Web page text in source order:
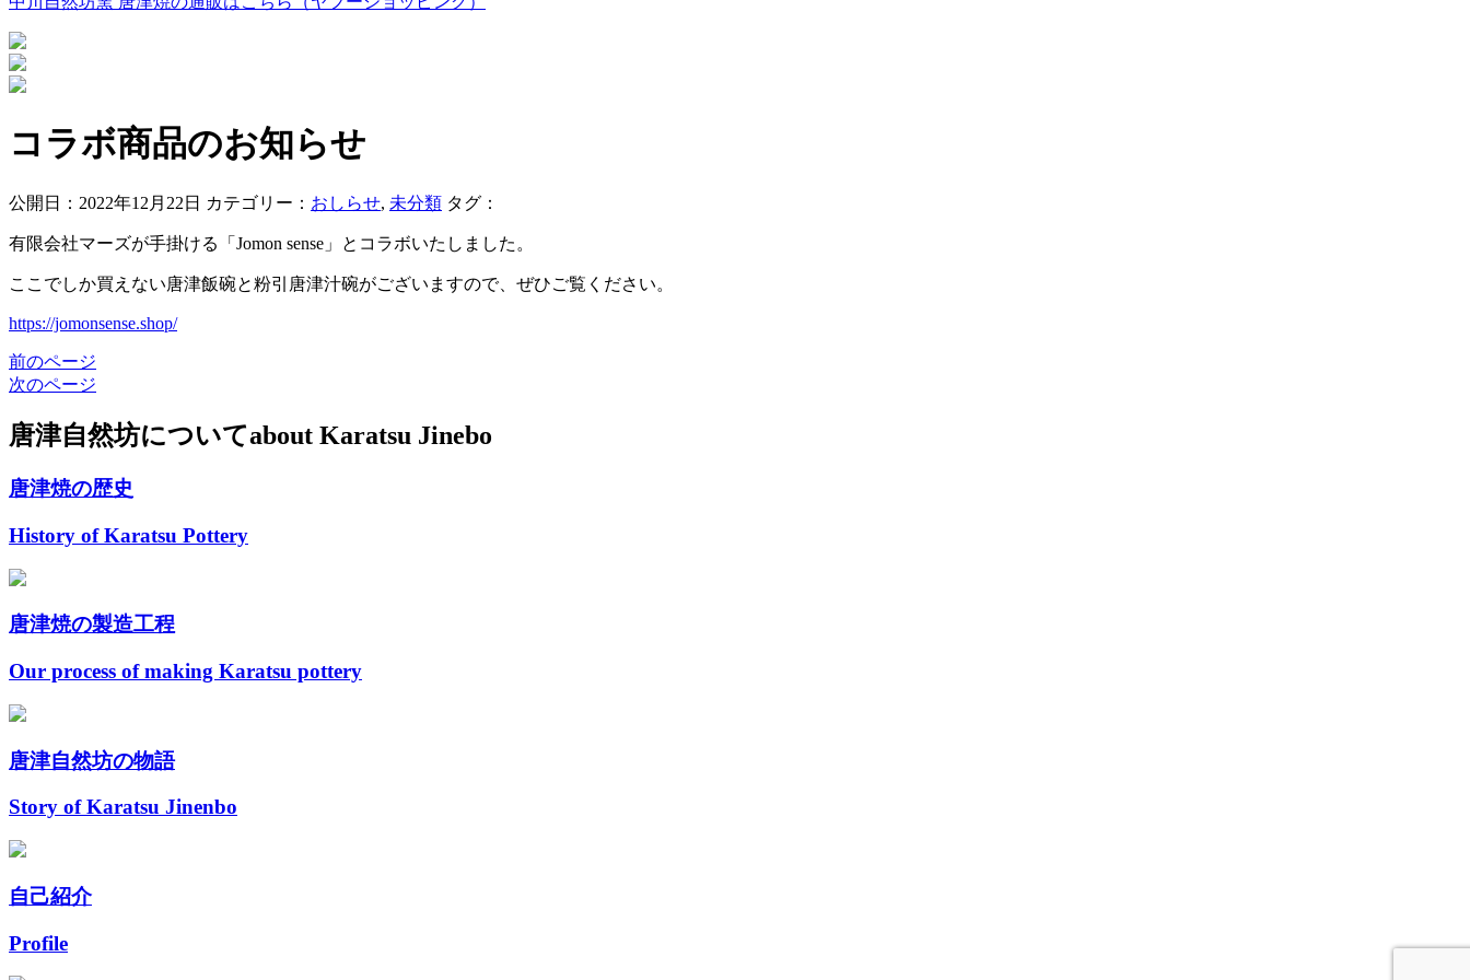
コラボ商品のお知らせ
公開日：2022年12月22日 カテゴリー： おしらせ, 未分類 タグ：
有限会社マーズが手掛ける「Jomon sense」とコラボいたしました。
ここでしか買えない唐津飯碗と粉引唐津汁碗がございますので、ぜひご覧ください。
https://jomonsense.shop/
前のページ
次のページ
唐津自然坊についてabout Karatsu Jinebo
唐津焼の歴史
History of Karatsu Pottery
唐津焼の製造工程
Our process of making Karatsu pottery
唐津自然坊の物語
Story of Karatsu Jinenbo
自己紹介
Profile